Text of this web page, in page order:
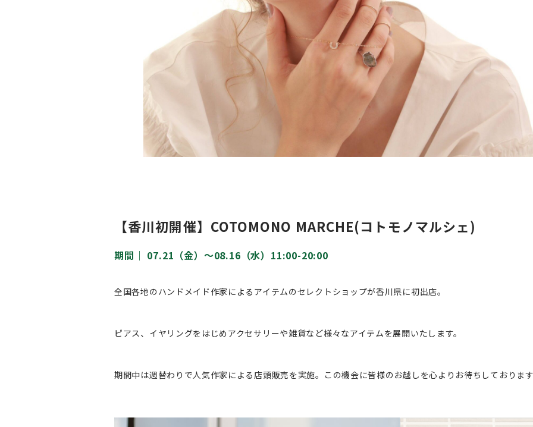
【香川初開催】COTOMONO MARCHE(コトモノマルシェ)
期間｜ 07.21（金）〜08.16（水）11:00-20:00
全国各地のハンドメイド作家によるアイテムのセレクトショップが香川県に初出店。
ピアス、イヤリングをはじめアクセサリーや雑貨など様々なアイテムを展開いたします。
期間中は週替わりで人気作家による店頭販売を実施。この機会に皆様のお越しを心よりお待ちしておりま